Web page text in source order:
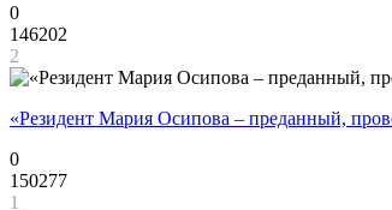
0
146202
2
«Резидент Мария Осипова – преданный,
0
150277
1